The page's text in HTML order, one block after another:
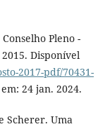
Pleno -
2015. Disponível
2017-pdf/70431-
em: 24 jan. 2024.
Scherer. Uma